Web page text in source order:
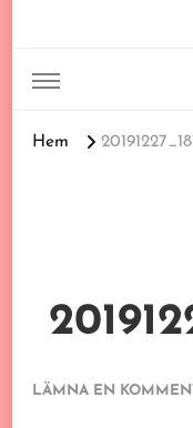
Hem
LÄMNA EN